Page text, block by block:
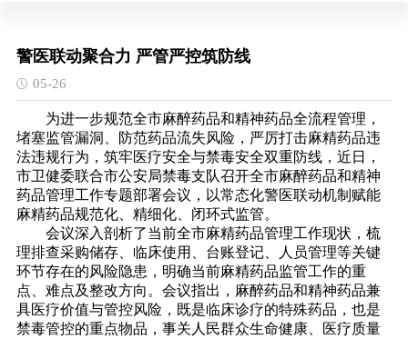
警医联动聚合力 严管严控筑防线
05-26
为进一步规范全市麻醉药品和精神药品全流程管理，
堵塞监管漏洞、防范药品流失风险，严厉打击麻精药品违
法违规行为，筑牢医疗安全与禁毒安全双重防线，近日，
市卫健委联合市公安局禁毒支队召开全市麻醉药品和精神
药品管理工作专题部署会议，以常态化警医联动机制赋能
麻精药品规范化、精细化、闭环式监管。
会议深入剖析了当前全市麻精药品管理工作现状，梳
理排查采购储存、临床使用、台账登记、人员管理等关键
环节存在的风险隐患，明确当前麻精药品监管工作的重
点、难点及整改方向。会议指出，麻醉药品和精神药品兼
具医疗价值与管控风险，既是临床诊疗的特殊药品，也是
禁毒管控的重点物品，事关人民群众生命健康、医疗质量